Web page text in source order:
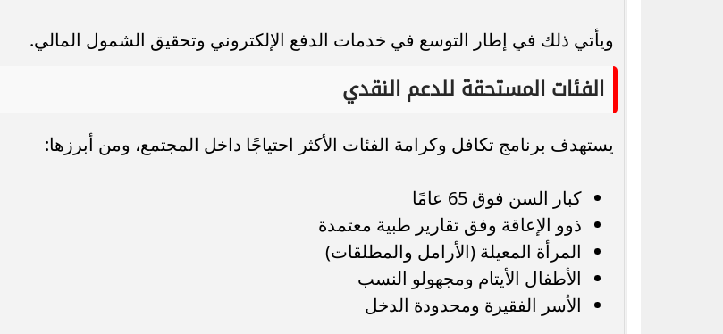
ويأتي ذلك في إطار التوسع في خدمات الدفع الإلكتروني وتحقيق الشمول المالي.
الفئات المستحقة للدعم النقدي
يستهدف برنامج تكافل وكرامة الفئات الأكثر احتياجًا داخل المجتمع، ومن أبرزها:
كبار السن فوق 65 عامًا
ذوو الإعاقة وفق تقارير طبية معتمدة
المرأة المعيلة (الأرامل والمطلقات)
الأطفال الأيتام ومجهولو النسب
الأسر الفقيرة ومحدودة الدخل